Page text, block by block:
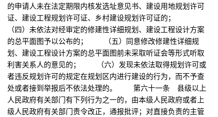
的申请人未在法定期限内核发选址意见书、建设用地规划许可
证、建设工程规划许可证、乡村建设规划许可证的；
（四）未依法对经审定的修建性详细规划、建设工程设计方案
的总平面图予以公布的； （五）同意修改修建性详细规
划、建设工程设计方案的总平面图前未采取听证会等形式听取
利害关系人的意见的； （六）发现未依法取得规划许可或
者违反规划许可的规定在规划区内进行建设的行为，而不予查
处或者接到举报后不依法处理的。 第六十一条 县级以上
人民政府有关部门有下列行为之一的，由本级人民政府或者上
级人民政府有关部门责令改正，通报批评；对直接负责的主管